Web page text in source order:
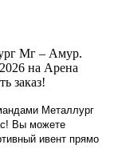
Мг – Амур.
на Арена
заказ!
Металлург
Вы можете
ивент прямо